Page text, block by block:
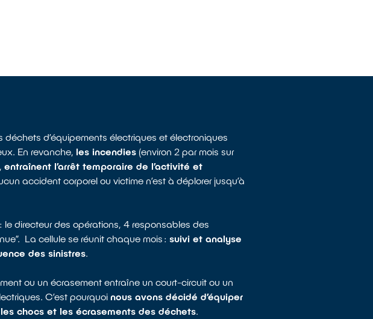
d’équipements électriques et électroniques
En revanche, les incendies (environ 2 par mois sur
entraînent l’arrêt temporaire de l’activité et
accident corporel ou victime n’est à déplorer jusqu’à
le directeur des opérations, 4 responsables des
La cellule se réunit chaque mois :suivi et analyse
des sinistres.
ou un écrasement entraîne un court-circuit ou un
C’est pourquoinous avons décidé d’équiper
chocs et les écrasements des déchets.